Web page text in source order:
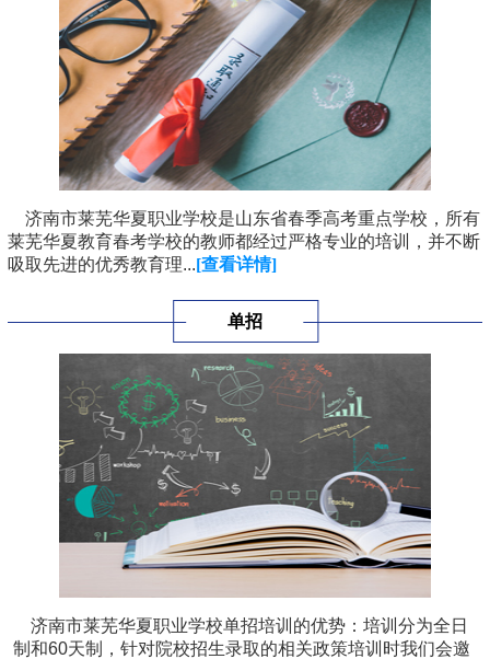
济南市莱芜华夏职业学校是山东省春季高考重点学校，所有
莱芜华夏教育春考学校的教师都经过严格专业的培训，并不断
吸取先进的优秀教育理...[查看详情]
单招
济南市莱芜华夏职业学校单招培训的优势：培训分为全日
制和60天制，针对院校招生录取的相关政策培训时我们会邀